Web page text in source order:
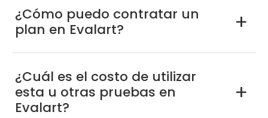
a
¿Cómo puedo contratar un
plan en Evalart?
a
¿Cuál es el costo de utilizar
esta u otras pruebas en
Evalart?